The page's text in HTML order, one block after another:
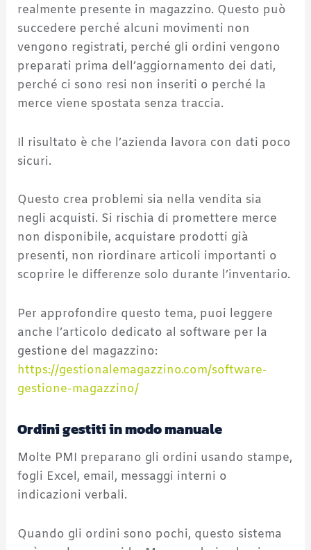
realmente presente in magazzino. Questo può
succedere perché alcuni movimenti non
vengono registrati, perché gli ordini vengono
preparati prima dell’aggiornamento dei dati,
perché ci sono resi non inseriti o perché la
merce viene spostata senza traccia.
Il risultato è che l’azienda lavora con dati poco
sicuri.
Questo crea problemi sia nella vendita sia
negli acquisti. Si rischia di promettere merce
non disponibile, acquistare prodotti già
presenti, non riordinare articoli importanti o
scoprire le differenze solo durante l’inventario.
Per approfondire questo tema, puoi leggere
anche l’articolo dedicato al software per la
gestione del magazzino:
https://gestionalemagazzino.com/software-
gestione-magazzino/
Ordini gestiti in modo manuale
Molte PMI preparano gli ordini usando stampe,
fogli Excel, email, messaggi interni o
indicazioni verbali.
Quando gli ordini sono pochi, questo sistema